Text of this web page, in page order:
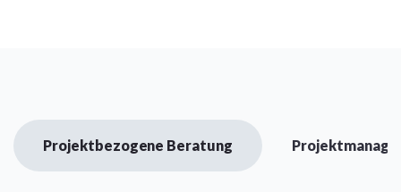
Projektbezogene Beratung